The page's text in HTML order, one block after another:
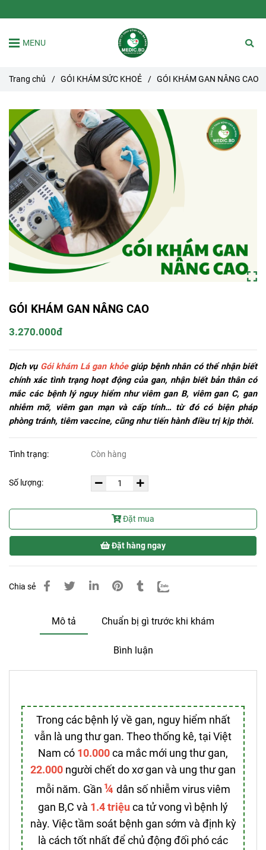
MENU
Trang chủ / GÓI KHÁM SỨC KHOẺ / GÓI KHÁM GAN NÂNG CAO
GÓI KHÁM GAN NÂNG CAO
3.270.000đ
Dịch vụ Gói khám Lá gan khỏegiúp bệnh nhân có thể nhận biết
chính xác tình trạng hoạt động của gan, nhận biết bản thân có
mắc các bệnh lý nguy hiểm như viêm gan B, viêm gan C, gan
nhiễm mỡ, viêm gan mạn và cấp tính… từ đó có biện pháp
phòng tránh, tiêm vaccine, cũng như tiến hành điều trị kịp thời.
Tình trạng: Còn hàng
Số lượng:
Đặt mua
Đặt hàng ngay
Chia sẻ
Mô tả Chuẩn bị gì trước khi khám
Bình luận
Trong các bệnh lý về gan, nguy hiểm nhất
vẫn là ung thư gan. Theo thống kê, tại Việt
Nam có 10.000ca mắc mới ung thư gan,
22.000 người chết do xơ gan và ung thư gan
mỗi năm. Gần ¼ dân số nhiễm virus viêm
gan B,C và 1.4 triệuca tử vong vì bệnh lý
này. Việc tầm soát bệnh gan sớm và định kỳ
là cách tốt nhất để chủ động đối phó các